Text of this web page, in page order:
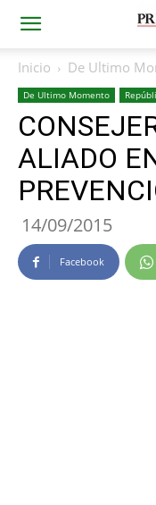
Inicio De Ultimo
De Ultimo Momento
ALIADO
14/09/2015
Facebook